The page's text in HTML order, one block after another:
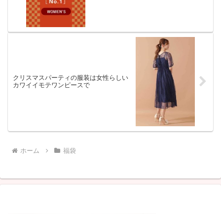
クリスマスパーティの服装は女性らしい
カワイイモテワンピースで
ホーム 福袋